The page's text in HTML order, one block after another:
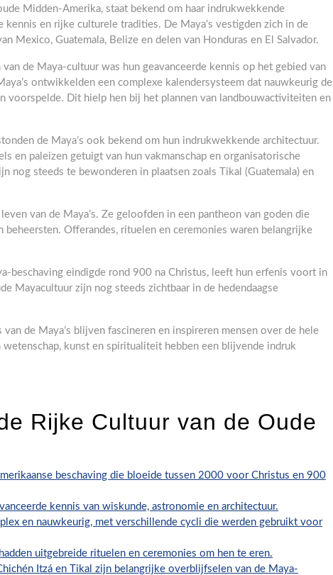
Midden-Amerika, staat bekend om haar indrukwekkende
kennis en rijke culturele tradities. De Maya’s vestigden zich in de
Mexico, Guatemala, Belize en delen van Honduras en El Salvador.
de Maya-cultuur was hun geavanceerde kennis op het gebied van
ontwikkelden een complexe kalendersysteem dat nauwkeurig de
voorspelde. Dit hielp hen bij het plannen van landbouwactiviteiten en
de Maya’s ook bekend om hun indrukwekkende architectuur.
en paleizen getuigt van hun vakmanschap en organisatorische
nog steeds te bewonderen in plaatsen zoals Tikal (Guatemala) en
van de Maya’s. Ze geloofden in een pantheon van goden die
beheersten. Offerandes, rituelen en ceremonies waren belangrijke
beschaving eindigde rond 900 na Christus, leeft hun erfenis voort in
Mayacultuur zijn nog steeds zichtbaar in de hedendaagse
de Maya’s blijven fascineren en inspireren mensen over de hele
kunst en spiritualiteit hebben een blijvende indruk
Rijke Cultuur van de Oude
beschaving die bloeide tussen 2000 voor Christus en 900
kennis van wiskunde, astronomie en architectuur.
en nauwkeurig, met verschillende cycli die werden gebruikt voor
uitgebreide rituelen en ceremonies om hen te eren.
Itzá en Tikal zijn belangrijke overblijfselen van de Maya-